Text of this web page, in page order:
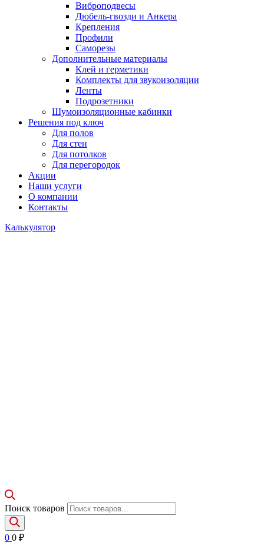
Виброподвесы
Дюбель-гвозди и Анкера
Крепления
Профили
Саморезы
Дополнительные материалы
Клей и герметики
Комплекты для звукоизоляции
Ленты
Подрозетники
Шумоизоляционные кабинки
Решения под ключ
Для полов
Для стен
Для потолков
Для перегородок
Акции
Наши услуги
О компании
Контакты
Калькулятор
Поиск товаров
0 0 ₽